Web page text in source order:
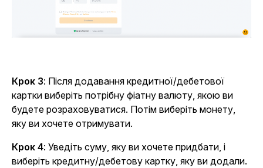
Крок 3: Після додавання кредитної/дебетової
картки виберіть потрібну фіатну валюту, якою ви
будете розраховуватися. Потім виберіть монету,
яку ви хочете отримувати.
Крок 4: Уведіть суму, яку ви хочете придбати, і
виберіть кредитну/дебетову картку, яку ви додали.